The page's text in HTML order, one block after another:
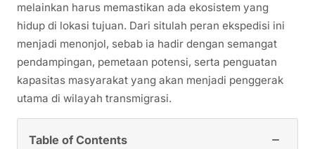
melainkan harus memastikan ada ekosistem yang
hidup di lokasi tujuan. Dari situlah peran ekspedisi ini
menjadi menonjol, sebab ia hadir dengan semangat
pendampingan, pemetaan potensi, serta penguatan
kapasitas masyarakat yang akan menjadi penggerak
utama di wilayah transmigrasi.
Table of Contents −